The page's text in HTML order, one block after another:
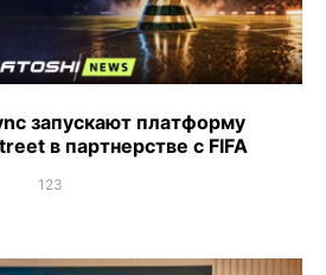
запускают платформу
в партнерстве с FIFA
123